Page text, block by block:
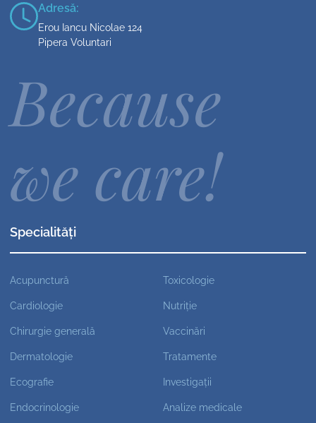
Adresă:
Erou Iancu Nicolae 124
Pipera Voluntari
Because
we care!
Specialități
Acupunctură
Cardiologie
Chirurgie generală
Dermatologie
Ecografie
Endocrinologie
Toxicologie
Nutriție
Vaccinări
Tratamente
Investigații
Analize medicale